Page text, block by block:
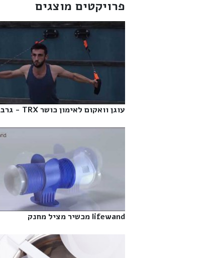
פרויקטים מוצגים
עוגן וואקום לאימון כושר TRX - גרבו‎
lifewand מכשיר מציל מחנק‎